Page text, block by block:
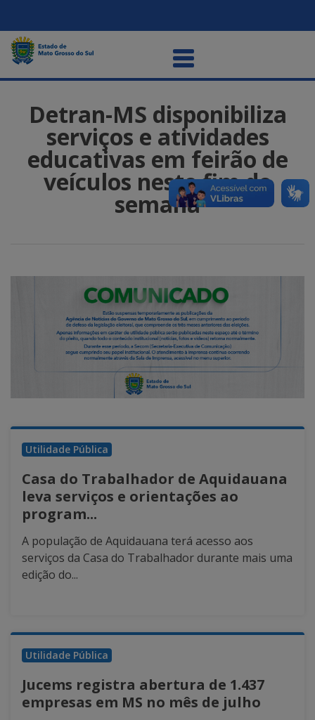
Detran-MS disponibiliza
serviços e atividades
educativas em feirão de
veículos neste fim de
semana
Utilidade Pública
Casa do Trabalhador de Aquidauana
leva serviços e orientações ao
program...
A população de Aquidauana terá acesso aos
serviços da Casa do Trabalhador durante mais uma
edição do...
Utilidade Pública
Jucems registra abertura de 1.437
empresas em MS no mês de julho